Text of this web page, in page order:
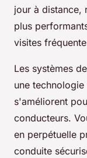
jour à distance,
plus
visites
Les systèmes
une
s'améliorent
conducteurs.
en perpétuelle
conduite